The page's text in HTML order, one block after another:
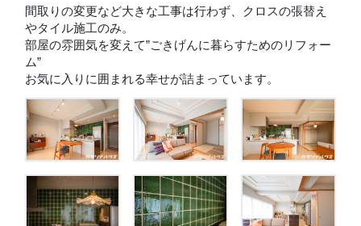
間取りの変更など大きな工事は行わず、クロスの張替え
やタイル施工のみ。
部屋の雰囲気を変えて”ごきげんに暮らすためのリフォー
ム”
お気に入りに囲まれる幸せが詰まっています。